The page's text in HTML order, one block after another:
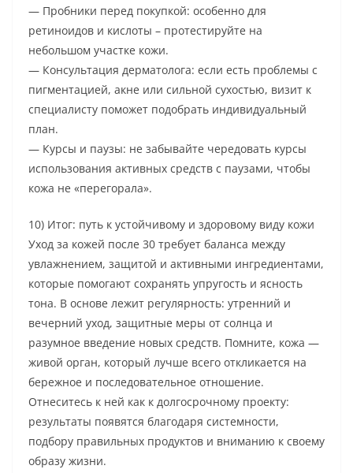
— Пробники перед покупкой: особенно для
ретиноидов и кислоты – протестируйте на
небольшом участке кожи.
— Консультация дерматолога: если есть проблемы с
пигментацией, акне или сильной сухостью, визит к
специалисту поможет подобрать индивидуальный
план.
— Курсы и паузы: не забывайте чередовать курсы
использования активных средств с паузами, чтобы
кожа не «перегорала».
10) Итог: путь к устойчивому и здоровому виду кожи
Уход за кожей после 30 требует баланса между
увлажнением, защитой и активными ингредиентами,
которые помогают сохранять упругость и ясность
тона. В основе лежит регулярность: утренний и
вечерний уход, защитные меры от солнца и
разумное введение новых средств. Помните, кожа —
живой орган, который лучше всего откликается на
бережное и последовательное отношение.
Отнеситесь к ней как к долгосрочному проекту:
результаты появятся благодаря системности,
подбору правильных продуктов и вниманию к своему
образу жизни.